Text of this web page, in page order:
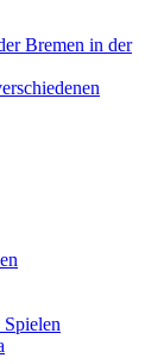
Bremen in der